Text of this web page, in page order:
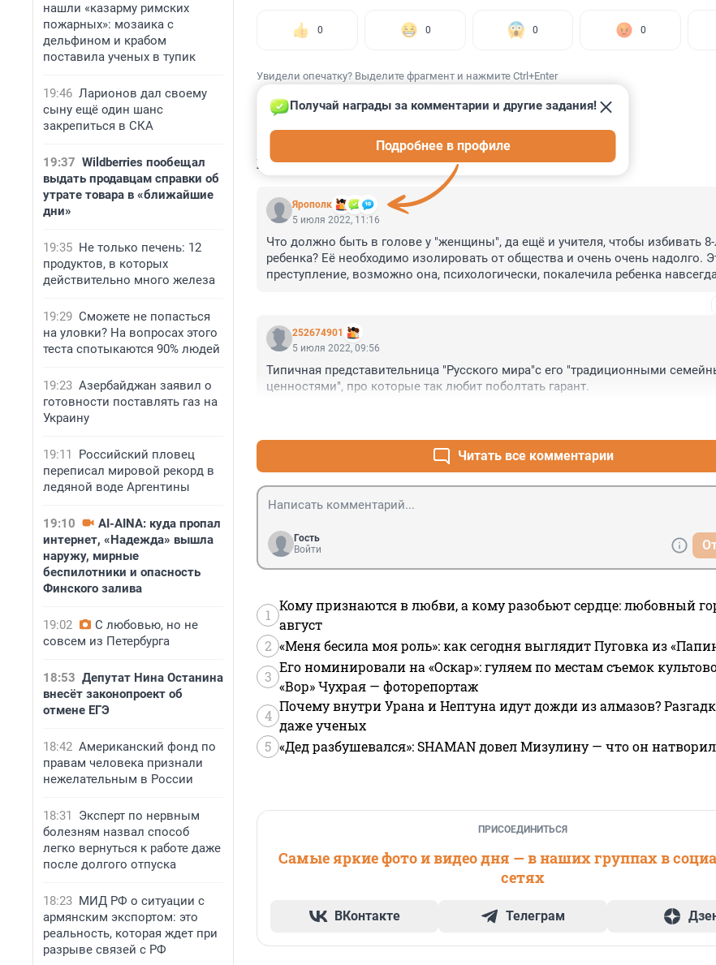
нашли «казарму римских
пожарных»: мозаика с
дельфином и крабом
поставила ученых в тупик
19:46 Ларионов дал своему
сыну ещё один шанс
закрепиться в СКА
19:37 Wildberries пообещал
выдать продавцам справки об
утрате товара в «ближайшие
дни»
19:35 Не только печень: 12
продуктов, в которых
действительно много железа
19:29 Сможете не попасться
на уловки? На вопросах этого
теста спотыкаются 90% людей
19:23 Азербайджан заявил о
готовности поставлять газ на
Украину
19:11
Российский пловец
переписал мировой рекорд в
ледяной воде Аргентины
19:10
AI-AINA: куда пропал
интернет, «Надежда» вышла
наружу, мирные
беспилотники и опасность
Финского залива
19:02
С любовью, но не
совсем из Петербурга
18:53 Депутат Нина Останина
внесёт законопроект об
отмене ЕГЭ
18:42 Американский фонд по
правам человека признали
нежелательным в России
18:31
Эксперт по нервным
болезням назвал способ
легко вернуться к работе даже
после долгого отпуска
18:23 МИД РФ о ситуации с
армянским экспортом: это
реальность, которая ждет при
разрыве связей с РФ
0 0 0 0
Увидели опечатку? Выделите фрагмент и нажмите Ctrl+Enter
КОММЕНТАРИИ 14
Ярополк
Получай награды за комментарии и другие задания!
Подробнее в профиле
5 июля 2022, 11:16
Что должно быть в голове у "женщины", да ещё и учителя, чтобы избивать 8-
ребенка? Её необходимо изолировать от общества и очень очень надолго.
преступление, возможно она, психологически, покалечила ребенка
252674901
5 июля 2022, 09:56
Типичная представительница "Русского мира"с его "традиционными
ценностями", про которые так любит поболтать гарант.
Читать все комментарии
Гость
Войти
1
Кому признаются в любви, а кому разобьют сердце: любовный
август
2 «Меня бесила моя роль»: как сегодня выглядит Пуговка из
3
Его номинировали на «Оскар»: гуляем по местам съемок
«Вор» Чухрая — фоторепортаж
4
Почему внутри Урана и Нептуна идут дожди из алмазов?
даже ученых
5 «Дед разбушевался»: SHAMAN довел Мизулину — что он натворил
ПРИСОЕДИНИТЬСЯ
Самые яркие фото и видео дня — в наших группах в
сетях
ВКонтакте Телеграм